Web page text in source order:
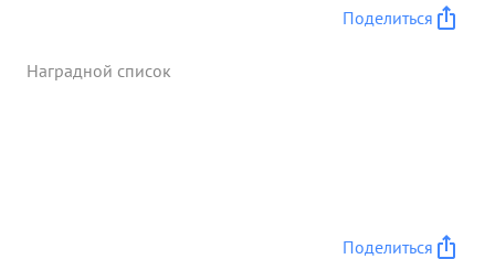
Поделиться
Наградной список
Поделиться